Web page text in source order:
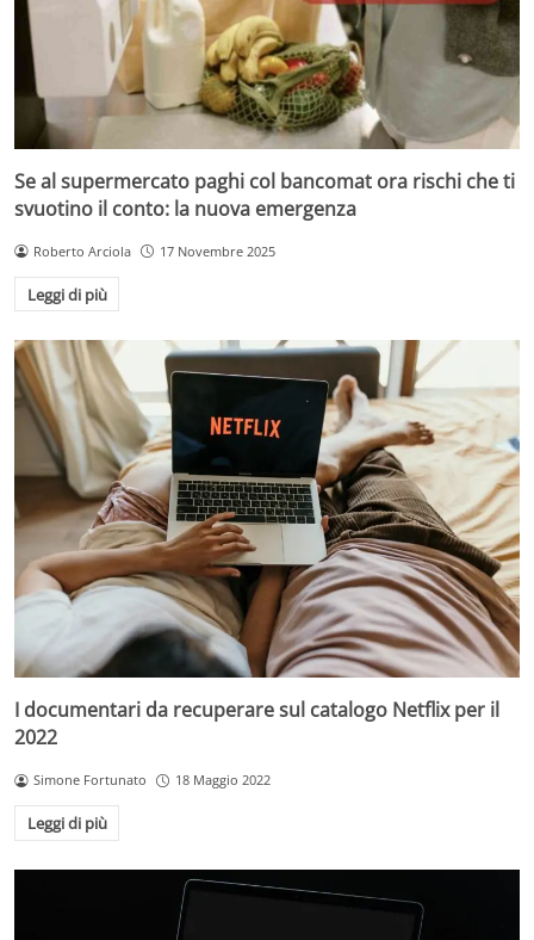
Se al supermercato paghi col bancomat ora rischi che ti
svuotino il conto: la nuova emergenza
Roberto Arciola 17 Novembre 2025
Leggi di più
I documentari da recuperare sul catalogo Netflix per il
2022
Simone Fortunato 18 Maggio 2022
Leggi di più